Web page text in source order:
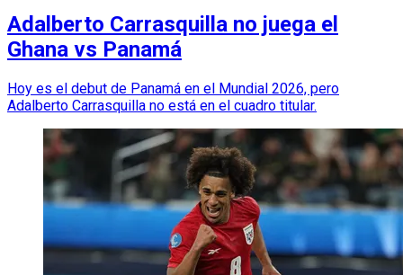
Adalberto Carrasquilla no juega el
Ghana vs Panamá
Hoy es el debut de Panamá en el Mundial 2026, pero
Adalberto Carrasquilla no está en el cuadro titular.